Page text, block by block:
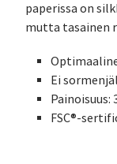
paperissa on
mutta tasainen
Ei
Painoisuus:
FSC®-